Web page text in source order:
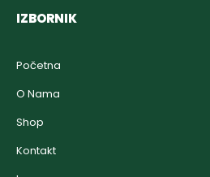
IZBORNIK
Početna
O Nama
Shop
Kontakt